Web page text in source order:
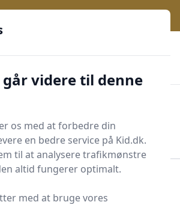
videre til denne
os med at forbedre din
en bedre service på Kid.dk.
til at analysere trafikmønstre
altid fungerer optimalt.
med at bruge vores